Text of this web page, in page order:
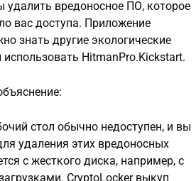
удалить вредоносное ПО, которое
вас доступа. Приложение
знать другие экологические
HitmanPro.Kickstart.
стол обычно недоступен, и вы
удаления этих вредоносных
с жесткого диска, например, с
CryptoLocker выкуп